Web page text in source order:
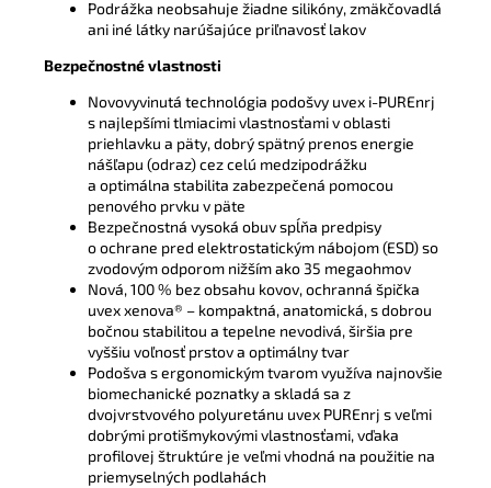
Podrážka neobsahuje žiadne silikóny, zmäkčovadlá
ani iné látky narúšajúce priľnavosť lakov
Bezpečnostné vlastnosti
Novovyvinutá technológia podošvy uvex i-PUREnrj
s najlepšími tlmiacimi vlastnosťami v oblasti
priehlavku a päty, dobrý spätný prenos energie
nášľapu (odraz) cez celú medzipodrážku
a optimálna stabilita zabezpečená pomocou
penového prvku v päte
Bezpečnostná vysoká obuv spĺňa predpisy
o ochrane pred elektrostatickým nábojom (ESD) so
zvodovým odporom nižším ako 35 megaohmov
Nová, 100 % bez obsahu kovov, ochranná špička
uvex xenova® – kompaktná, anatomická, s dobrou
bočnou stabilitou a tepelne nevodivá, širšia pre
vyššiu voľnosť prstov a optimálny tvar
Podošva s ergonomickým tvarom využíva najnovšie
biomechanické poznatky a skladá sa z
dvojvrstvového polyuretánu uvex PUREnrj s veľmi
dobrými protišmykovými vlastnosťami, vďaka
profilovej štruktúre je veľmi vhodná na použitie na
priemyselných podlahách